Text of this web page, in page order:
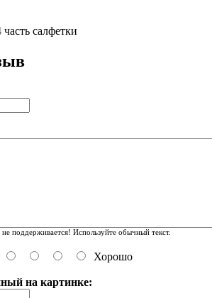
салфетки
поддерживается! Используйте обычный текст.
Хорошо
на картинке: